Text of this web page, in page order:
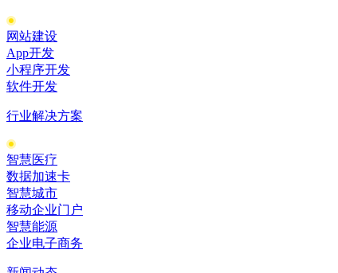
网站建设
App开发
小程序开发
软件开发
行业解决方案
智慧医疗
数据加速卡
智慧城市
移动企业门户
智慧能源
企业电子商务